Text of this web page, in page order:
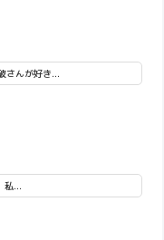
さんが好き...
私...